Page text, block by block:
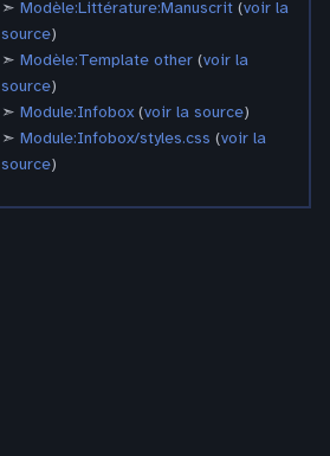
Modèle:Littérature:Manuscrit (voir la
source)
Modèle:Template other (voir la
source)
Module:Infobox(voir la source)
Module:Infobox/styles.css (voir la
source)